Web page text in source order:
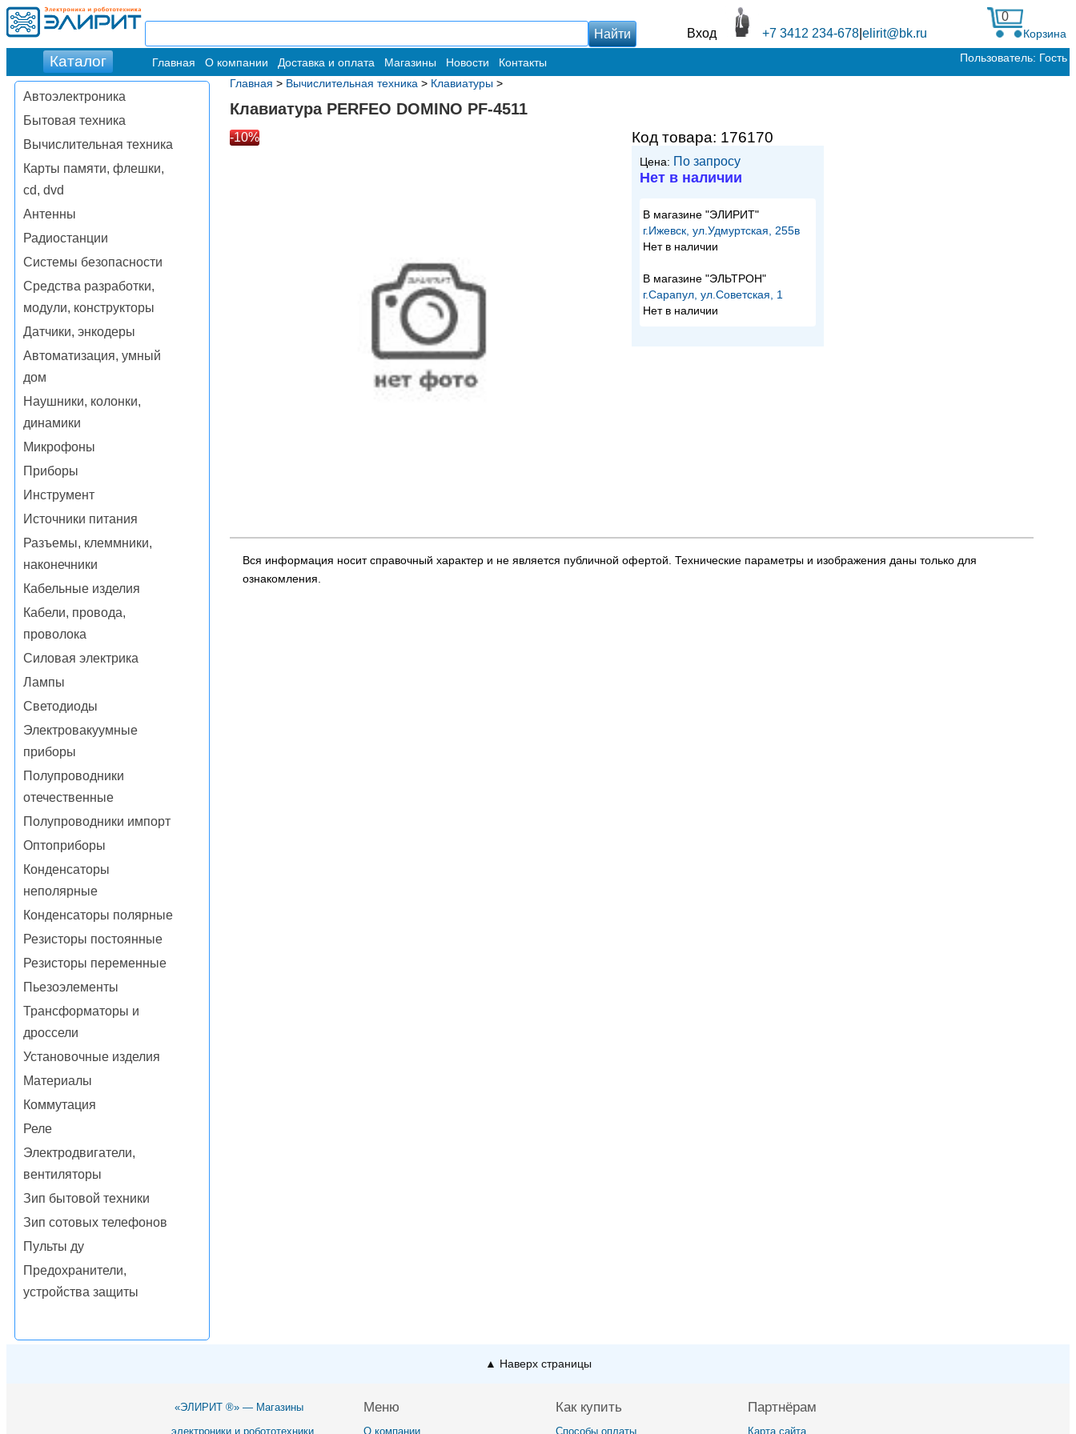
Вход +7 3412 234-678 elirit@bk.ru
0
Корзина
Главная О компании Доставка и оплата Магазины Новости Контакты Пользователь: Гость
Автоэлектроника
Бытовая техника
Вычислительная техника
Карты памяти, флешки,
cd, dvd
Антенны
Радиостанции
Системы безопасности
Средства разработки,
модули, конструкторы
Датчики, энкодеры
Автоматизация, умный
дом
Наушники, колонки,
динамики
Микрофоны
Приборы
Инструмент
Источники питания
Разъемы, клеммники,
наконечники
Кабельные изделия
Кабели, провода,
проволока
Силовая электрика
Лампы
Светодиоды
Электровакуумные
приборы
Полупроводники
отечественные
Полупроводники импорт
Оптоприборы
Конденсаторы
неполярные
Конденсаторы полярные
Резисторы постоянные
Резисторы переменные
Пьезоэлементы
Трансформаторы и
дроссели
Установочные изделия
Материалы
Коммутация
Реле
Электродвигатели,
вентиляторы
Зип бытовой техники
Зип сотовых телефонов
Пульты ду
Предохранители,
устройства защиты
Главная > Вычислительная техника > Клавиатуры >
Клавиатура PERFEO DOMINO PF-4511
-10% Код товара: 176170
Цена: По запросу
Нет в наличии
В магазине "ЭЛИРИТ"
г.Ижевск, ул.Удмуртская, 255в
Нет в наличии
В магазине "ЭЛЬТРОН"
г.Сарапул, ул.Советская, 1
Нет в наличии
Вся информация носит справочный характер и не является публичной офертой. Технические параметры и изображения даны только для
ознакомления.
▲ Наверх страницы
«ЭЛИРИТ ®» — Магазины
электроники и робототехники
Меню
О компании
Как купить
Способы оплаты
Партнёрам
Карта сайта